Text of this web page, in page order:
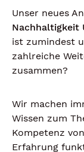
Unser neues
Nachhaltigkeit
ist zumindest
zahlreiche
zusammen?
Wir machen
Wissen zum
Kompetenz
Erfahrung